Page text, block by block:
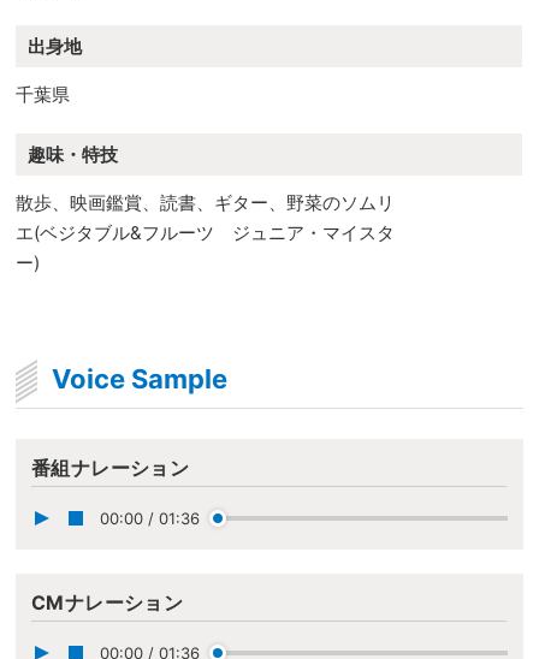
出身地
千葉県
趣味・特技
散歩、映画鑑賞、読書、ギター、野菜のソムリ
エ(ベジタブル&フルーツ ジュニア・マイスタ
ー)
Voice Sample
番組ナレーション
00:00 / 01:36
CMナレーション
00:00 / 01:36